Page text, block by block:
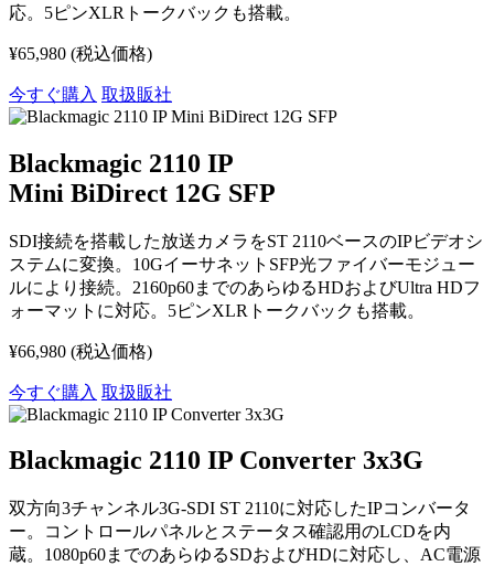
応。5ピンXLRトークバックも搭載。
¥65,980 (税込価格)
今すぐ購入 取扱販社
Blackmagic 2110 IP
Mini BiDirect 12G SFP
SDI接続を搭載した放送カメラをST 2110ベースのIPビデオシ
ステムに変換。10GイーサネットSFP光ファイバーモジュー
ルにより接続。2160p60までのあらゆるHDおよびUltra HDフ
ォーマットに対応。5ピンXLRトークバックも搭載。
¥66,980 (税込価格)
今すぐ購入 取扱販社
Blackmagic 2110 IP Converter 3x3G
双方向3チャンネル3G-SDI ST 2110に対応したIPコンバータ
ー。コントロールパネルとステータス確認用のLCDを内
蔵。1080p60までのあらゆるSDおよびHDに対応し、AC電源